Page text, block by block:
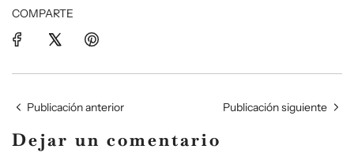
COMPARTE
Publicación anterior Publicación siguiente
Dejar un comentario